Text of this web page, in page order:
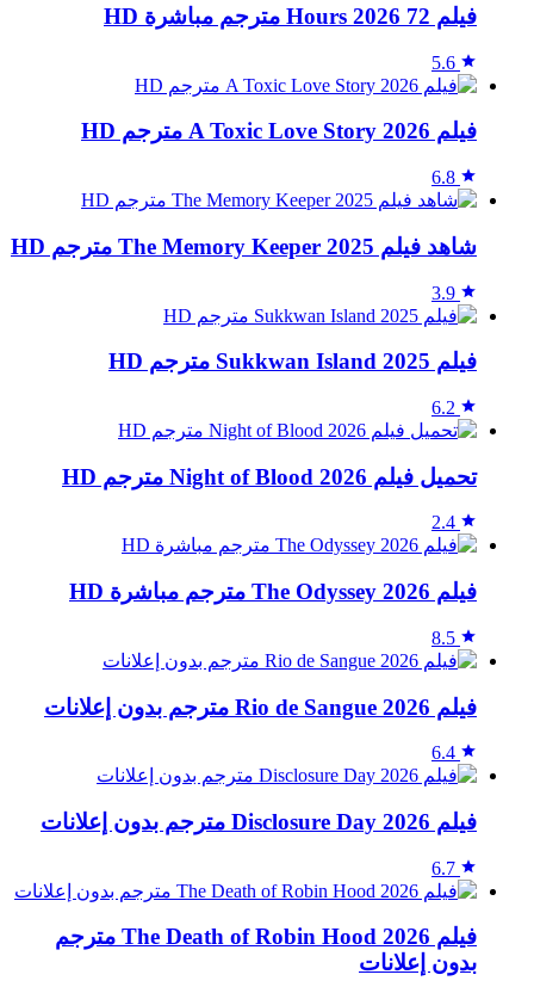
فيلم 72 Hours 2026 مترجم مباشرة HD
5.6
فيلم A Toxic Love Story 2026 مترجم HD
6.8
شاهد فيلم The Memory Keeper 2025 مترجم HD
3.9
فيلم Sukkwan Island 2025 مترجم HD
6.2
تحميل فيلم Night of Blood 2026 مترجم HD
2.4
فيلم The Odyssey 2026 مترجم مباشرة HD
8.5
فيلم Rio de Sangue 2026 مترجم بدون إعلانات
6.4
فيلم Disclosure Day 2026 مترجم بدون إعلانات
6.7
فيلم The Death of Robin Hood 2026 مترجم
بدون إعلانات